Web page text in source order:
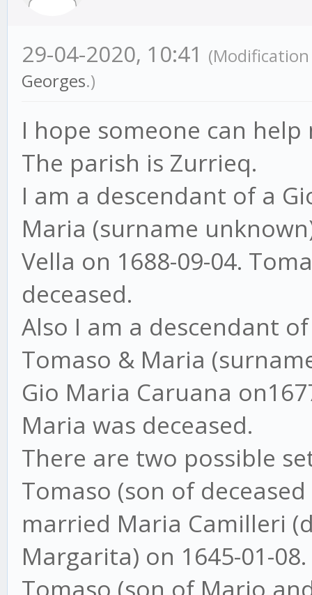
29-04-2020, 10:41
Georges.)
I hope someone can
The parish is Zurrieq.
I am a descendant of a
Maria (surname
Vella on 1688-09-04.
deceased.
Also I am a descendant
Tomaso & Maria
Gio Maria Caruana
Maria was deceased.
There are two possible
Tomaso (son of
married Maria Camilleri
Margarita) on 1645-01-08.